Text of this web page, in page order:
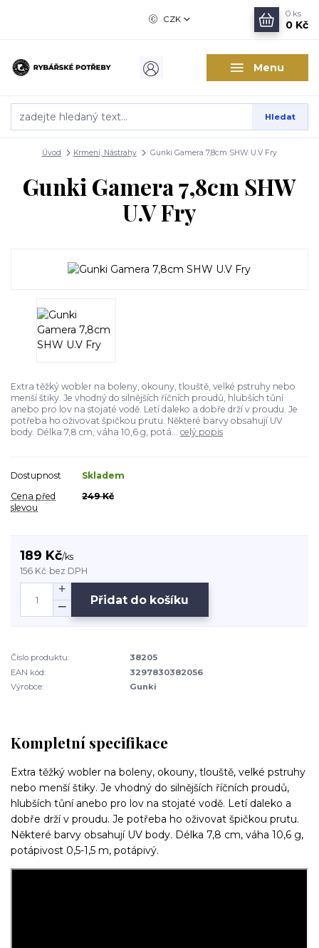
Menu
CZK
Hledat
0 ks
0 Kč
Úvod Krmení, Nástrahy Gunki Gamera 7,8cm SHW U.V Fry
Gunki Gamera 7,8cm SHW
U.V Fry
Extra těžký wobler na boleny, okouny, tlouště, velké pstruhy nebo
menší štiky. Je vhodný do silnějších říčních proudů, hlubších tůní
anebo pro lov na stojaté vodě. Letí daleko a dobře drží v proudu. Je
potřeba ho oživovat špičkou prutu. Některé barvy obsahují UV
body. Délka 7,8 cm, váha 10,6 g, potá... celý popis
Dostupnost
Skladem
Cena před
slevou
249 Kč
189 Kč/ks
156 Kč bez DPH
Přidat do košíku
Číslo produktu:
38205
EAN kód:
3297830382056
Výrobce:
Gunki
Kompletní specifikace
Extra těžký wobler na boleny, okouny, tlouště, velké pstruhy
nebo menší štiky. Je vhodný do silnějších říčních proudů,
hlubších tůní anebo pro lov na stojaté vodě. Letí daleko a
dobře drží v proudu. Je potřeba ho oživovat špičkou prutu.
Některé barvy obsahují UV body. Délka 7,8 cm, váha 10,6 g,
potápivost 0,5-1,5 m, potápivý.